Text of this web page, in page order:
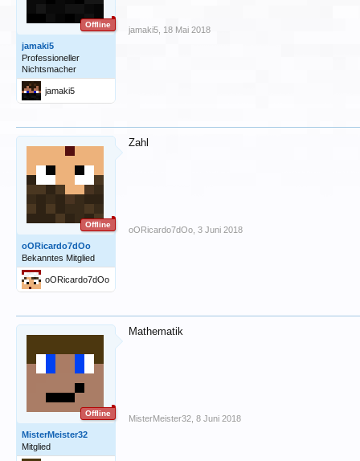
Offline
jamaki5
Professioneller
Nichtsmacher
jamaki5
jamaki5 18 Mai 2018
Offline
oORicardo7dOo
Bekanntes Mitglied
oORicardo7dOo
Zahl
oORicardo7dOo 3 Juni 2018
Offline
MisterMeister32
Mitglied
Mathematik
MisterMeister32 8 Juni 2018